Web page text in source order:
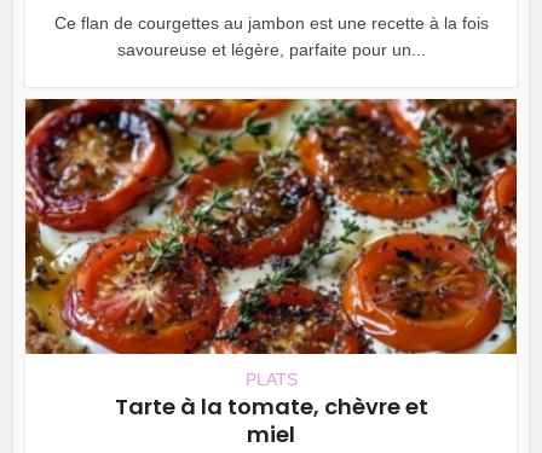
Ce flan de courgettes au jambon est une recette à la fois
savoureuse et légère, parfaite pour un...
PLATS
Tarte à la tomate, chèvre et
miel